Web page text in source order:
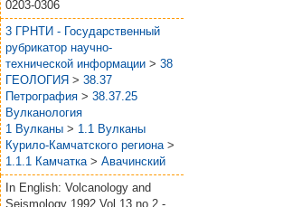
0203-0306
3 ГРНТИ - Государственный
рубрикатор научно-
технической информации > 38
ГЕОЛОГИЯ > 38.37
Петрография > 38.37.25
Вулканология
1 Вулканы > 1.1 Вулканы
Курило-Камчатского региона >
1.1.1 Камчатка > Авачинский
In English: Volcanology and
Seismology 1992 Vol.13 no.2.-